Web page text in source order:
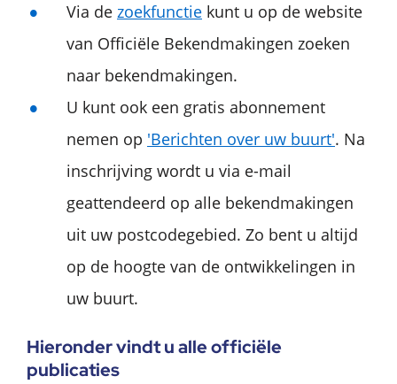
Via de zoekfunctie kunt u op de website
van Officiële Bekendmakingen zoeken
naar bekendmakingen.
U kunt ook een gratis abonnement
nemen op 'Berichten over uw buurt'. Na
inschrijving wordt u via e-mail
geattendeerd op alle bekendmakingen
uit uw postcodegebied. Zo bent u altijd
op de hoogte van de ontwikkelingen in
uw buurt.
Hieronder vindt u alle officiële
publicaties